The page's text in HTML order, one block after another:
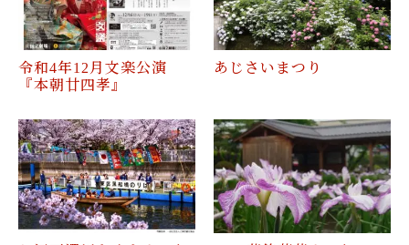
令和4年12月文楽公演
『本朝廿四孝』
あじさいまつり